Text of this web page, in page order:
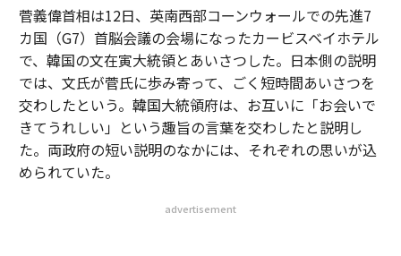
菅義偉首相は12日、英南西部コーンウォールでの先進7
カ国（G7）首脳会議の会場になったカービスベイホテル
で、韓国の文在寅大統領とあいさつした。日本側の説明
では、文氏が菅氏に歩み寄って、ごく短時間あいさつを
交わしたという。韓国大統領府は、お互いに「お会いで
きてうれしい」という趣旨の言葉を交わしたと説明し
た。両政府の短い説明のなかには、それぞれの思いが込
められていた。
advertisement